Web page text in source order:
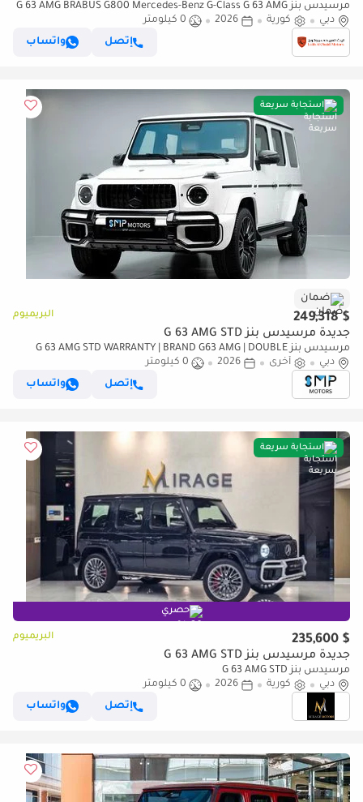
مرسيدس بنز G 63 AMG BRABUS G800 Mercedes-Benz G-Class G 63 AMG
| Brabus 800 Kit | 2026 | With Warranty
دبي كورية 2026
0 كيلومتر
إتصل
واتساب
استجابة سريعة
ضمان
$ 249,318 البريميوم
جديدة مرسيدس بنز G 63 AMG STD
مرسيدس بنز G 63 AMG STD WARRANTY | BRAND G63 AMG | DOUBLE
NIGHT PACKAGE
دبي أخرى 2026
0 كيلومتر
إتصل
واتساب
استجابة سريعة
حصري
$ 235,600 البريميوم
جديدة مرسيدس بنز G 63 AMG STD
مرسيدس بنز G 63 AMG STD
دبي
كورية 2026
0 كيلومتر
إتصل
واتساب